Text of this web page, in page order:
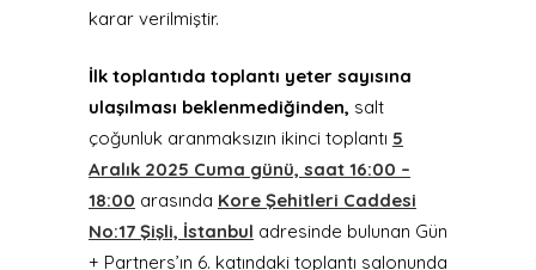
karar verilmiştir.
İlk toplantıda toplantı yeter sayısına
ulaşılması beklenmediğinden, salt
çoğunluk aranmaksızın ikinci toplantı 5
Aralık 2025 Cuma günü, saat 16:00 –
18:00 arasında Kore Şehitleri Caddesi
No:17 Şişli, İstanbul adresinde bulunan Gün
+ Partners’ın 6. katındaki toplantı salonunda